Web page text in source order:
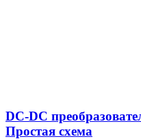
DC-DC
Простая схема